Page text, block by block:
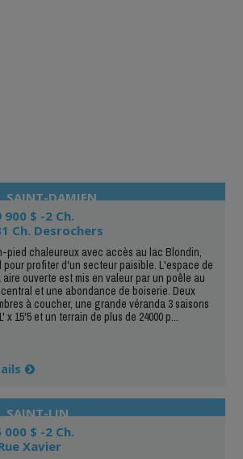
SAINT-DAMIEN
900 $ -2 Ch.
Ch. Desrochers
pied chaleureux avec accès au lac Blondin,
pour profiter d'un secteur paisible. L'espace de
aire ouverte est mis en valeur par un poêle au
et une abondance de boiserie. Deux
à coucher, une grande véranda 3 saisons
x 15'5 et un terrain de plus de 24000 p...
SAINT-LIN
000 $ -2 Ch.
Xavier